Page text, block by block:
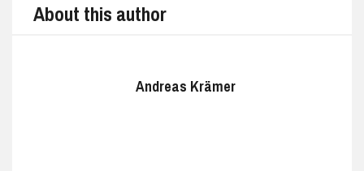
About this author
Andreas Krämer